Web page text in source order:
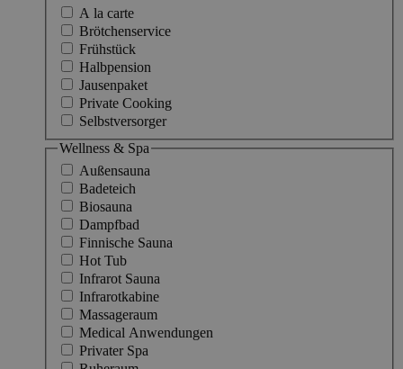
A la carte
Brötchenservice
Frühstück
Halbpension
Jausenpaket
Private Cooking
Selbstversorger
Wellness & Spa
Außensauna
Badeteich
Biosauna
Dampfbad
Finnische Sauna
Hot Tub
Infrarot Sauna
Infrarotkabine
Massageraum
Medical Anwendungen
Privater Spa